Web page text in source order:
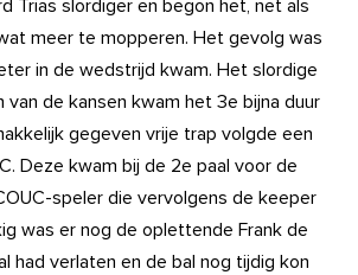
Trias slordiger en begon het, net als
meer te mopperen. Het gevolg was
in de wedstrijd kwam. Het slordige
van de kansen kwam het 3e bijna duur
gegeven vrije trap volgde een
Deze kwam bij de 2e paal voor de
speler die vervolgens de keeper
was er nog de oplettende Frank de
had verlaten en de bal nog tijdig kon